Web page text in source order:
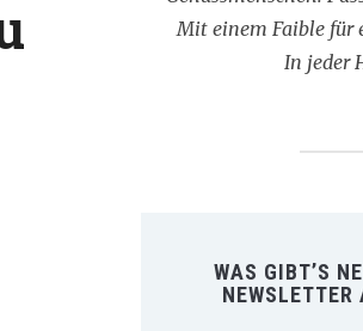
Mit einem Faible für
In jeder
WAS GIBT’S
NEWSLETTER